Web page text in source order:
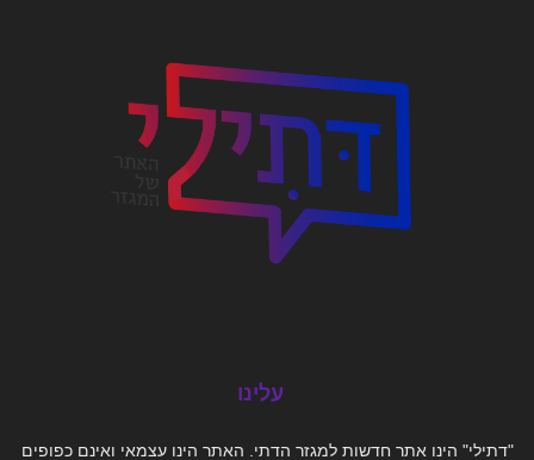
עלינו
"דתילי" הינו אתר חדשות למגזר הדתי. האתר הינו עצמאי ואינם כפופים